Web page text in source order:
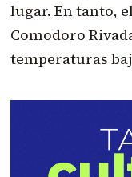
lugar. En tanto,
Comodoro
temperaturas